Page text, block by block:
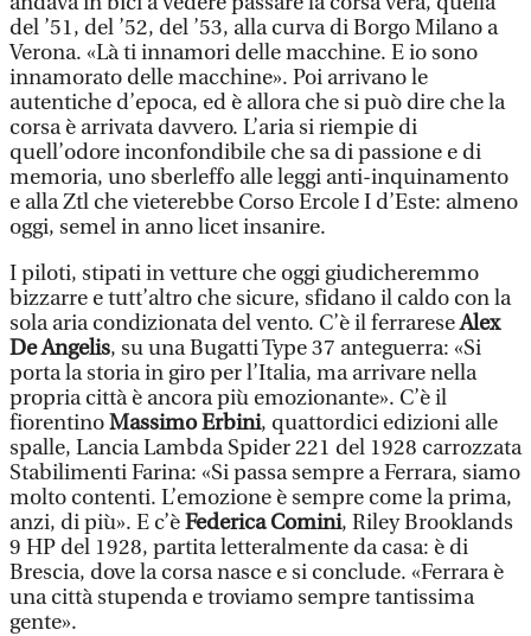
del ’51, del ’52, del ’53, alla curva di Borgo Milano a
Verona. «Là ti innamori delle macchine. E io sono
innamorato delle macchine». Poi arrivano le
autentiche d’epoca, ed è allora che si può dire che la
corsa è arrivata davvero. L’aria si riempie di
quell’odore inconfondibile che sa di passione e di
memoria, uno sberleffo alle leggi anti-inquinamento
e alla Ztl che vieterebbe Corso Ercole I d’Este: almeno
oggi, semel in anno licet insanire.
I piloti, stipati in vetture che oggi giudicheremmo
bizzarre e tutt’altro che sicure, sfidano il caldo con la
sola aria condizionata del vento. C’è il ferrareseAlex
De Angelis, su una Bugatti Type 37 anteguerra: «Si
porta la storia in giro per l’Italia, ma arrivare nella
propria città è ancora più emozionante». C’è il
fiorentinoMassimo Erbini, quattordici edizioni alle
spalle, Lancia Lambda Spider 221 del 1928 carrozzata
Stabilimenti Farina: «Si passa sempre a Ferrara, siamo
molto contenti. L’emozione è sempre come la prima,
anzi, di più». E c’èFederica Comini, Riley Brooklands
9 HP del 1928, partita letteralmente da casa: è di
Brescia, dove la corsa nasce e si conclude. «Ferrara è
una città stupenda e troviamo sempre tantissima
gente».